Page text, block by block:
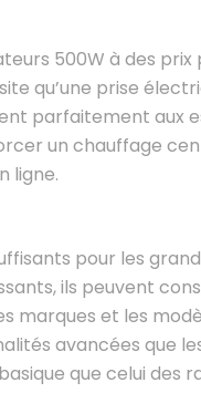
500W à des
qu’une prise
parfaitement aux
un chauffage
ligne.
pour les
ils peuvent
marques et les
avancées que
que celui des